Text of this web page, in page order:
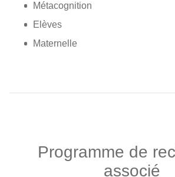
Métacognition
Elèves
Maternelle
Programme de
associé